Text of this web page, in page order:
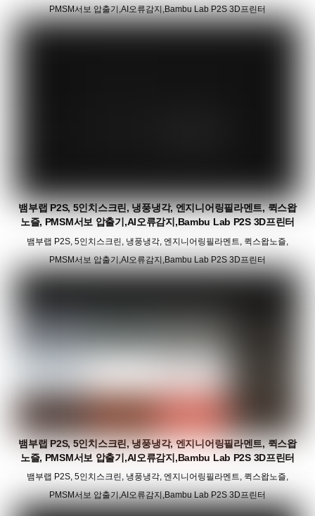
PMSM서보 압출기,AI오류감지,Bambu Lab P2S 3D프린터
뱀부랩 P2S, 5인치스크린, 냉풍냉각, 엔지니어링필라멘트, 퀵스왑
노즐, PMSM서보 압출기,AI오류감지,Bambu Lab P2S 3D프린터
뱀부랩 P2S, 5인치스크린, 냉풍냉각, 엔지니어링필라멘트, 퀵스왑노즐,
PMSM서보 압출기,AI오류감지,Bambu Lab P2S 3D프린터
뱀부랩 P2S, 5인치스크린, 냉풍냉각, 엔지니어링필라멘트, 퀵스왑
노즐, PMSM서보 압출기,AI오류감지,Bambu Lab P2S 3D프린터
뱀부랩 P2S, 5인치스크린, 냉풍냉각, 엔지니어링필라멘트, 퀵스왑노즐,
PMSM서보 압출기,AI오류감지,Bambu Lab P2S 3D프린터